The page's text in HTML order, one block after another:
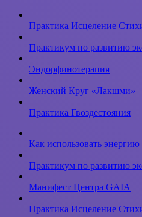
Практика Исцеление
Практикум по развитию
Эндорфинотерапия
Женский Круг «Лакшми»
Практика Гвоздестояния
Как использовать
Практикум по развитию
Манифест Центра GAIA
Практика Исцеление